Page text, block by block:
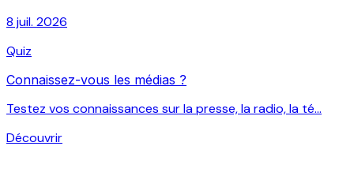
8 juil. 2026
Quiz
Connaissez-vous les médias ?
Testez vos connaissances sur la presse, la radio, la té...
Découvrir